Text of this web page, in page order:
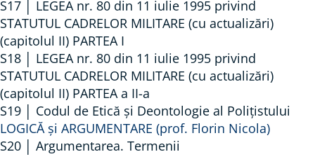
S17 │ LEGEA nr. 80 din 11 iulie 1995 privind
STATUTUL CADRELOR MILITARE (cu actualizări)
(capitolul II) PARTEA I
S18 │ LEGEA nr. 80 din 11 iulie 1995 privind
STATUTUL CADRELOR MILITARE (cu actualizări)
(capitolul II) PARTEA a II-a
S19 │ Codul de Etică și Deontologie al Polițistului
LOGICĂ și ARGUMENTARE (prof. Florin Nicola)
S20 │ Argumentarea. Termenii